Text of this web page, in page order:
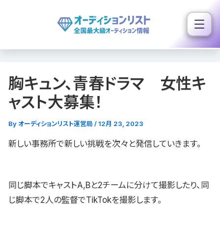
ス
胸キュン、青春ドラマ 女性キ
ャスト大募集！
By オーディションリスト運営局 /12月 23, 2023
新しい事務所で新しい挑戦を次々と発信していきます。
同じ脚本でキャストA,Bと2チームに分けて撮影したり、同
じ脚本で2人の監督でTikTokを撮影します。